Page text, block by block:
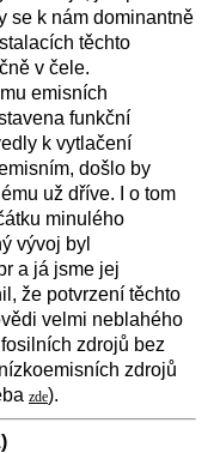
se k nám dominantně
těchto
v čele.
emisních
funkční
k vytlačení
došlo by
už dříve. I o tom
minulého
vývoj byl
a já jsme jej
že potvrzení těchto
velmi neblahého
zdrojů bez
zdrojů
zde).